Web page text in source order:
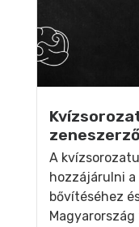
A
hozzájárulni
bővítéséhez